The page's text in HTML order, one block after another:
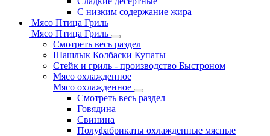
С низким содержание жира
Мясо Птица Гриль
Мясо Птица Гриль
Смотреть весь раздел
Шашлык Колбаски Купаты
Стейк и гриль - производство Быстроном
Мясо охлажденное
Мясо охлажденное
Смотреть весь раздел
Говядина
Свинина
Полуфабрикаты охлажденные мясные